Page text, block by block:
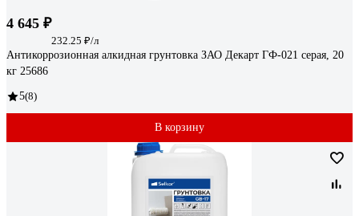
4 645 ₽
232.25 ₽/л
Антикоррозионная алкидная грунтовка ЗАО Декарт ГФ-021 серая, 20
кг 25686
5(8)
В корзину